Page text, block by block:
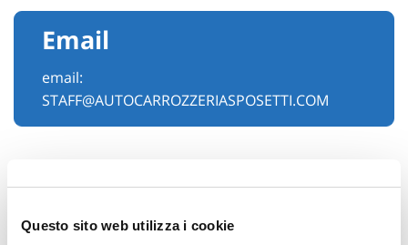
Questo sito web utilizza i cookie
Email
email:
STAFF@AUTOCARROZZERIASPOSETTI.COM